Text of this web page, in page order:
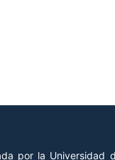
por la Universidad